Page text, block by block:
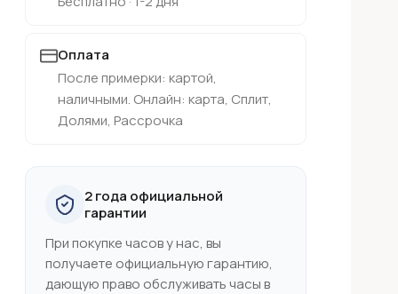
Оплата
После примерки: картой,
наличными. Онлайн: карта, Сплит,
Долями, Рассрочка
2 года официальной
гарантии
При покупке часов у нас, вы
получаете официальную гарантию,
дающую право обслуживать часы в